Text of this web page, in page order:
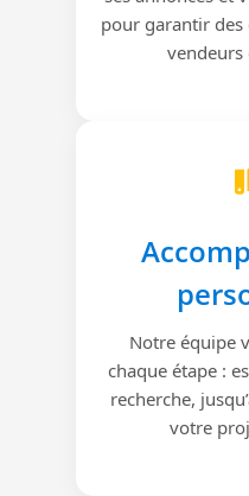
pour garantir des
vendeurs
Notre équipe
chaque étape :
recherche,
votre